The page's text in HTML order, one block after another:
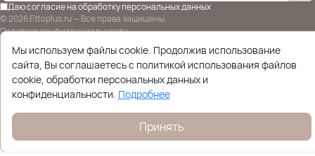
Даю согласие наобработку персональных данных
© 2026 Ettoplus.ru — Все права защищены.
Политика конфиденциальности
Мы используем файлы cookie. Продолжив использование
сайта, Вы соглашаетесь с политикой использования файлов
cookie, обработки персональных данных и
конфиденциальности. Подробнее
Принять